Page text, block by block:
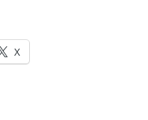
X